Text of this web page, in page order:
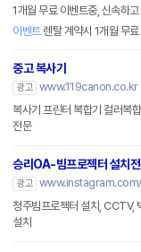
1개월 무료 이벤트중, 신속하
이벤트렌탈 계약시 1개월 무료
중고 복사기
광고 www.119canon.co.kr
복사기 프린터 복합기 컬러복
전문
승리OA-빔프로젝터 설치
광고
청주빔프로젝터 설치, CCTV,
설치